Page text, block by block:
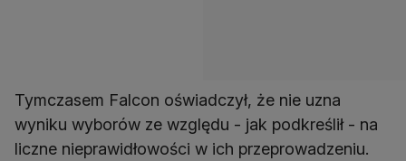
Tymczasem Falcon oświadczył, że nie uzna
wyniku wyborów ze względu - jak podkreślił - na
liczne nieprawidłowości w ich przeprowadzeniu.